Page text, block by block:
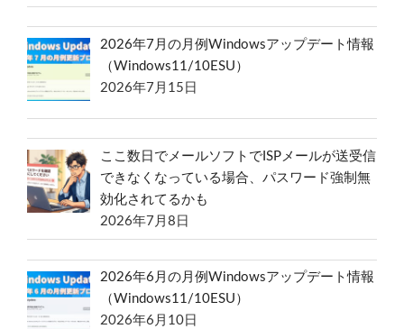
2026年7月の月例Windowsアップデート情報
（Windows11/10ESU）
2026年7月15日
ここ数日でメールソフトでISPメールが送受信
できなくなっている場合、パスワード強制無
効化されてるかも
2026年7月8日
2026年6月の月例Windowsアップデート情報
（Windows11/10ESU）
2026年6月10日